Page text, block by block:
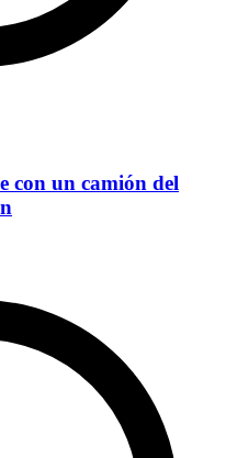
con un camión del